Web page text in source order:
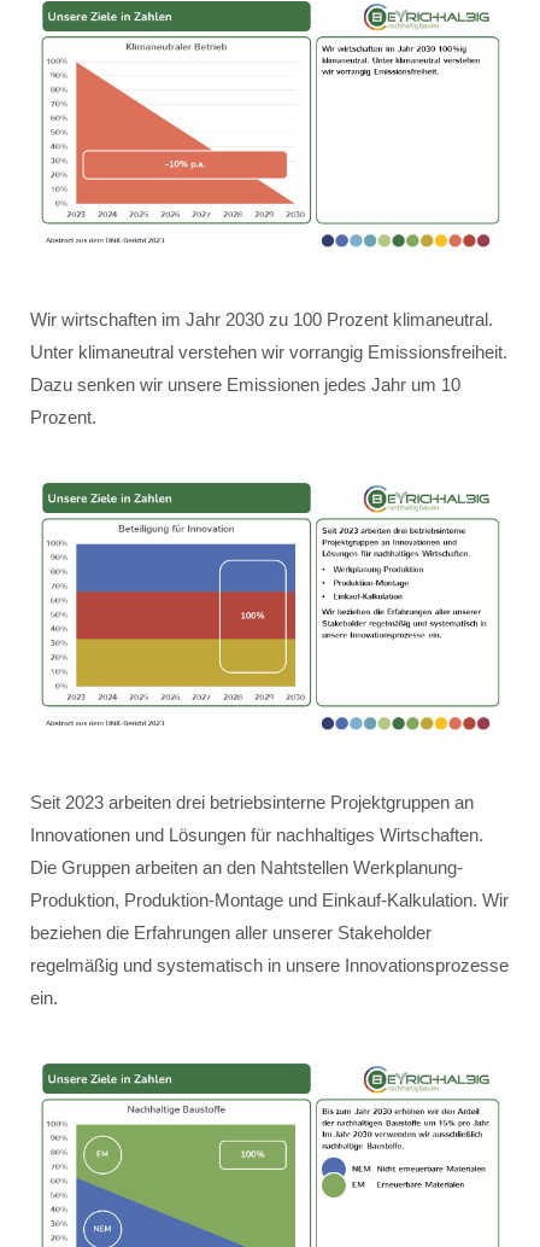
Wir wirtschaften im Jahr 2030 zu 100 Prozent klimaneutral.
Unter klimaneutral verstehen wir vorrangig Emissionsfreiheit.
Dazu senken wir unsere Emissionen jedes Jahr um 10
Prozent.
Seit 2023 arbeiten drei betriebsinterne Projektgruppen an
Innovationen und Lösungen für nachhaltiges Wirtschaften.
Die Gruppen arbeiten an den Nahtstellen Werkplanung-
Produktion, Produktion-Montage und Einkauf-Kalkulation. Wir
beziehen die Erfahrungen aller unserer Stakeholder
regelmäßig und systematisch in unsere Innovationsprozesse
ein.